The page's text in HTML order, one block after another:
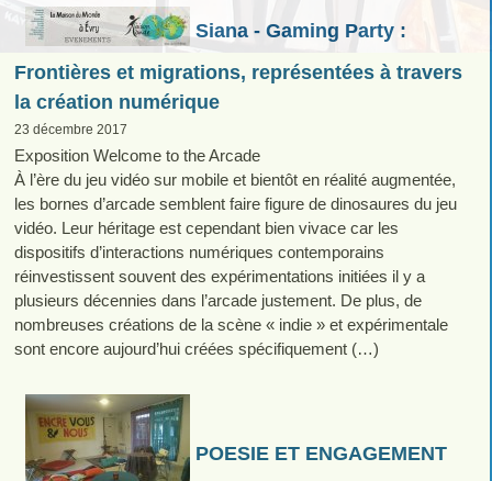
Siana - Gaming Party :
Frontières et migrations, représentées à travers
la création numérique
23 décembre 2017
Exposition Welcome to the Arcade
À l’ère du jeu vidéo sur mobile et bientôt en réalité augmentée,
les bornes d’arcade semblent faire figure de dinosaures du jeu
vidéo. Leur héritage est cependant bien vivace car les
dispositifs d’interactions numériques contemporains
réinvestissent souvent des expérimentations initiées il y a
plusieurs décennies dans l’arcade justement. De plus, de
nombreuses créations de la scène « indie » et expérimentale
sont encore aujourd’hui créées spécifiquement (…)
POESIE ET ENGAGEMENT